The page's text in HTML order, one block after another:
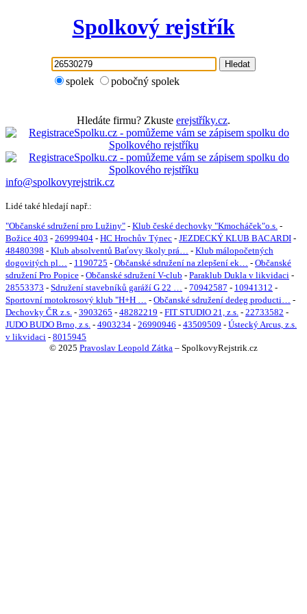
Spolkový rejstřík
Hledat
spolek pobočný spolek
Hledáte firmu? Zkuste erejstříky.cz.
info@spolkovyrejstrik.cz
Lidé také hledají např.:
"Občanské sdružení pro Lužiny" - Klub české dechovky "Kmocháček"o.s. -
Božice 403 - 26999404 - HC Hrochův Týnec - JEZDECKÝ KLUB BACARDI -
48480398 - Klub absolventů Baťovy školy prá… - Klub málopočetných
dogovitých pl… - 1190725 - Občanské sdružení na zlepšení ek… - Občanské
sdružení Pro Popice - Občanské sdružení V-club - Paraklub Dukla v likvidaci -
28553373 - Sdružení stavebníků garáží G 22 … - 70942587 - 10941312 -
Sportovní motokrosový klub "H+H … - Občanské sdružení dedeg producti… -
Dechovky ČR z.s. - 3903265 - 48282219 - FIT STUDIO 21, z.s. - 22733582 -
JUDO BUDO Brno, z.s. - 4903234 - 26990946 - 43509509 - Ústecký Arcus, z.s.
v likvidaci - 8015945
© 2025 Pravoslav Leopold Zátka – SpolkovyRejstrik.cz